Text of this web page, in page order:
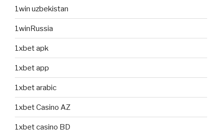
1win uzbekistan
1winRussia
1xbet apk
1xbet app
1xbet arabic
1xbet Casino AZ
1xbet casino BD